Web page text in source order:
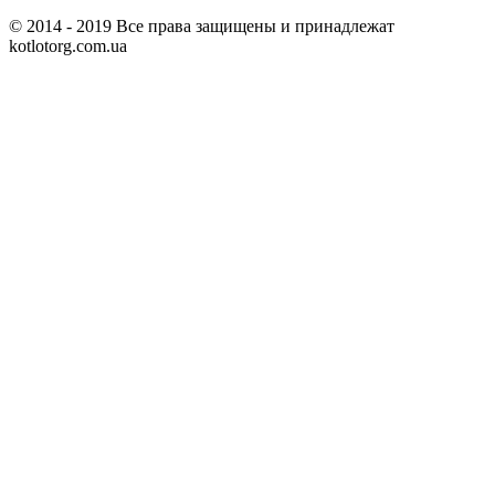
© 2014 - 2019 Все права защищены и принадлежат
kotlotorg.com.ua